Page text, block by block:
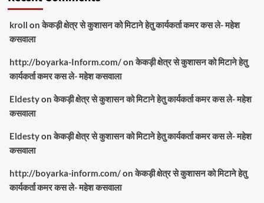
kroll onकेकड़ी क्षेत्र से कुशासन को मिटाने हेतु कार्यकर्ता कमर कस ले- महेश
कसवाला
http://boyarka-Inform.com/onकेकड़ी क्षेत्र से कुशासन को मिटाने हेतु
कार्यकर्ता कमर कस ले- महेश कसवाला
Eldestyonकेकड़ी क्षेत्र से कुशासन को मिटाने हेतु कार्यकर्ता कमर कस ले- महेश
कसवाला
Eldestyonकेकड़ी क्षेत्र से कुशासन को मिटाने हेतु कार्यकर्ता कमर कस ले- महेश
कसवाला
http://boyarka-inform.com/onकेकड़ी क्षेत्र से कुशासन को मिटाने हेतु
कार्यकर्ता कमर कस ले- महेश कसवाला